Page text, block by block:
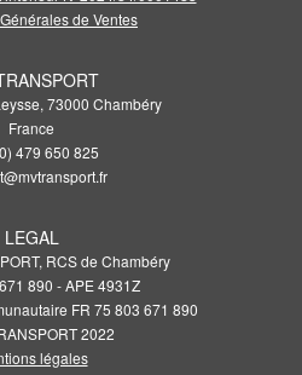
de Ventes
73000 Chambéry
France
479 650 825
LEGAL
RCS de Chambéry
890 - APE 4931Z
FR 75 803 671 890
2022
légales